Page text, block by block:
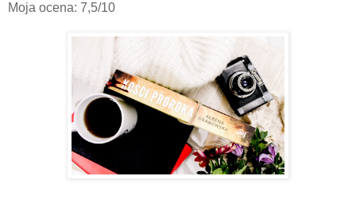
Moja ocena: 7,5/10